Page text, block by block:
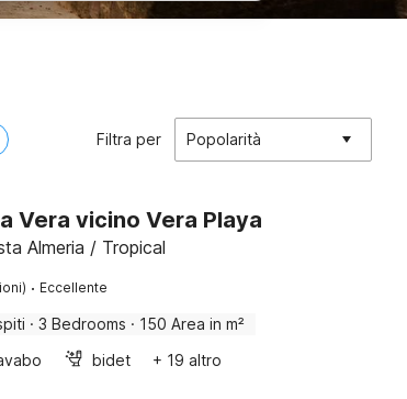
Filtra per Popolarità
Vera vicino Vera Playa
Almeria / Tropical
· Eccellente
· 3 Bedrooms · 150 Area in m²
bidet + 19 altro